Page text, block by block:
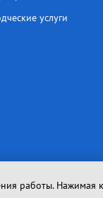
услуги
работы. Нажимая